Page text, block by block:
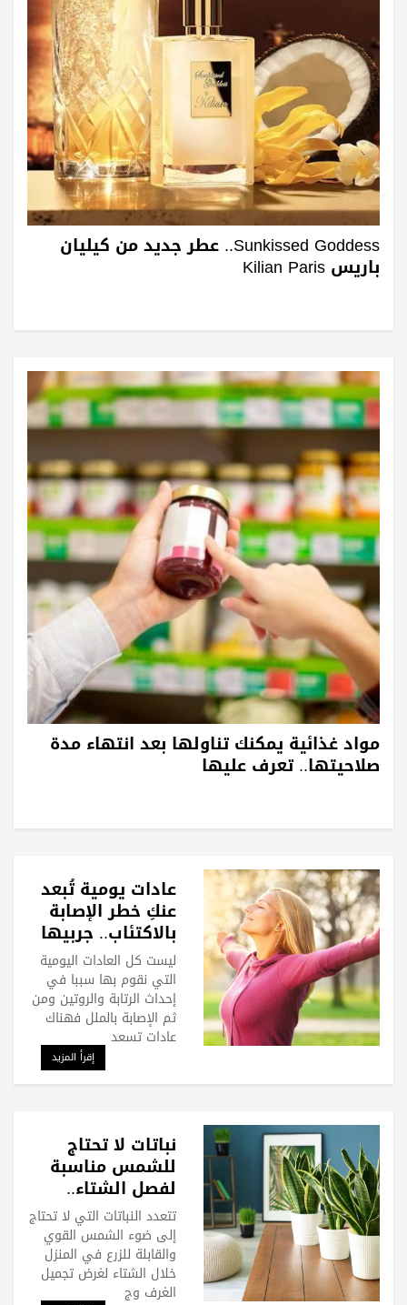
Sunkissed Goddess.. عطر جديد من كيليان
باريس Kilian Paris
مواد غذائية يمكنك تناولها بعد انتهاء مدة
صلاحيتها.. تعرف عليها
عادات يومية تُبعد
عنكِ خطر الإصابة
بالاكتئاب.. جربيها
ليست كل العادات اليومية
التي نقوم بها سببا في
إحداث الرتابة والروتين ومن
ثم الإصابة بالملل فهناك
عادات تسعد
إقرأ المزيد
نباتات لا تحتاج
للشمس مناسبة
لفصل الشتاء..
زيني بها منزلك
تتعدد النباتات التي لا تحتاج
إلى ضوء الشمس القوي
والقابلة للزرع في المنزل
خلال الشتاء لغرض تجميل
الغرف وج